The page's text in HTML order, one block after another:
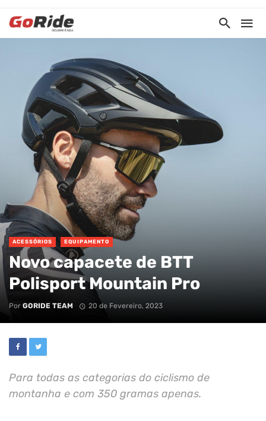
ACESSÓRIOS EQUIPAMENTO
Novo capacete de BTT
Polisport Mountain Pro
Por GORIDE TEAM 20 de Fevereiro, 2023
Para todas as categorias do ciclismo de
montanha e com 350 gramas apenas.